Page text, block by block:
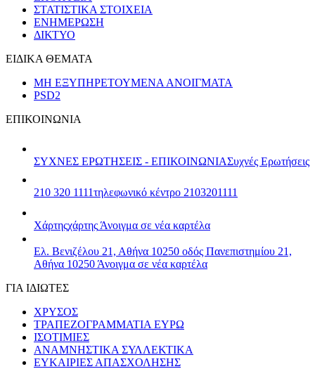
ΣΤΑΤΙΣΤΙΚΑ ΣΤΟΙΧΕΙΑ
ΕΝΗΜΕΡΩΣΗ
ΔΙΚΤΥΟ
ΕΙΔΙΚΑ ΘΕΜΑΤΑ
ΜΗ ΕΞΥΠΗΡΕΤΟΥΜΕΝΑ ΑΝΟΙΓΜΑΤΑ
PSD2
ΕΠΙΚΟΙΝΩΝΙΑ
ΣΥΧΝΕΣ ΕΡΩΤΗΣΕΙΣ - ΕΠΙΚΟΙΝΩΝΙΑΣυχνές Ερωτήσεις
210 320 1111τηλεφωνικό κέντρο 2103201111
Χάρτηςχάρτης Άνοιγμα σε νέα καρτέλα
Ελ. Βενιζέλου 21, Αθήνα 10250 οδός Πανεπιστημίου 21,
Αθήνα 10250 Άνοιγμα σε νέα καρτέλα
ΓΙΑ ΙΔΙΩΤΕΣ
ΧΡΥΣΟΣ
ΤΡΑΠΕΖΟΓΡΑΜΜΑΤΙΑ ΕΥΡΩ
ΙΣΟΤΙΜΙΕΣ
ΑΝΑΜΝΗΣΤΙΚΑ ΣΥΛΛΕΚΤΙΚΑ
ΕΥΚΑΙΡΙΕΣ ΑΠΑΣΧΟΛΗΣΗΣ